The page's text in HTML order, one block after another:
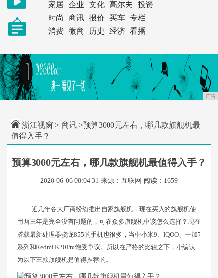
家居
企业 文化 高尔夫
投资
时尚
商讯 报价 买车
专栏
消费
微商 历史 经济 看播
广告
浙江视窗 > 商讯 >预算3000元左右，哪几款旗舰机最
值得入手？
预算3000元左右，哪几款旗舰机最值得入手？
2020-06-06 08:04:31 来源：互联网 阅读：1659
近几年各大厂商纷纷推出自家旗舰机，现在买入的旗舰机使
用两三年是完全没有问题的，可在众多旗舰机中该怎么选择？现在
搭载最新处理器骁龙855的手机也很多，当中小米9、IQOO、一加7
系列和Redmi K20Pro饱受争议。所以在严格的比较之下，小编认
为以下三款旗舰机是值得推荐的。